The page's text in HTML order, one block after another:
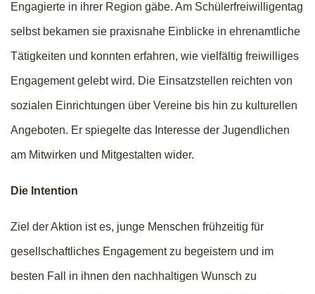
Engagierte in ihrer Region gäbe. Am Schülerfreiwilligentag
selbst bekamen sie praxisnahe Einblicke in ehrenamtliche
Tätigkeiten und konnten erfahren, wie vielfältig freiwilliges
Engagement gelebt wird. Die Einsatzstellen reichten von
sozialen Einrichtungen über Vereine bis hin zu kulturellen
Angeboten. Er spiegelte das Interesse der Jugendlichen
am Mitwirken und Mitgestalten wider.
Die Intention
Ziel der Aktion ist es, junge Menschen frühzeitig für
gesellschaftliches Engagement zu begeistern und im
besten Fall in ihnen den nachhaltigen Wunsch zu